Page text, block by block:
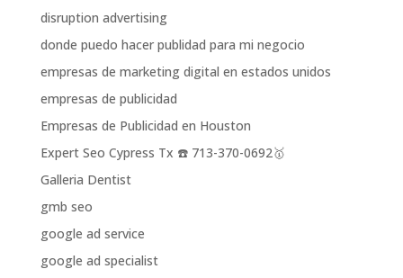
disruption advertising
donde puedo hacer publidad para mi negocio
empresas de marketing digital en estados unidos
empresas de publicidad
Empresas de Publicidad en Houston
Expert Seo Cypress Tx ☎️ 713-370-0692🥇
Galleria Dentist
gmb seo
google ad service
google ad specialist